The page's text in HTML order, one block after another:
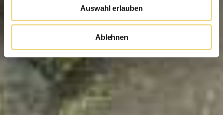
Auswahl erlauben
Ablehnen